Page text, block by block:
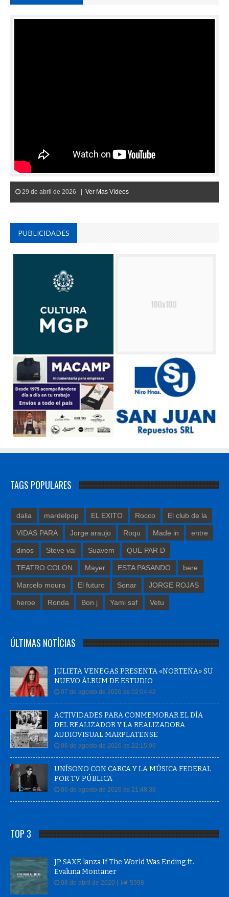
29 de abril de 2026 | Ver Mas Vídeos
PUBLICIDADES
TAGS POPULARES
dalia mardelpop EL EXITO Rocco El club de la
VIDAS PARA Jorge araujo Roqu Made in entre
dinos Steve vai Suavem QUE PAR D
TEATRO COLON Mayer ESTA PASANDO bere
Marcelo moura El futuro Sonar JORGE ROJAS
heroe Ronda Bon j Yami saf Vetu
ÚLTIMAS NOTÍCIAS
JULIETA VENEGAS PRESENTA «NORTEÑA» SU
NUEVO ÁLBUM DE ESTUDIO
07 de agosto de 2026 às 02:04:42
ACTIVIDADES PARA CONMEMORAR EL DÍA
DEL REALIZADOR Y LA REALIZADORA
AUDIOVISUAL MARPLATENSE
06 de agosto de 2026 às 22:15:06
UNÍSONO CON CARCA Y LA MÚSICA FEDERAL
POR TV PÚBLICA
06 de agosto de 2026 às 21:48:38
TOP 3
JP SAXE lanza If The World Was Ending ft.
Evaluna Montaner
08 de abril de 2020 | 5598